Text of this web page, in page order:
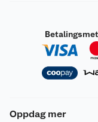
Oppdag mer